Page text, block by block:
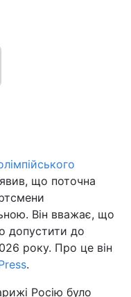
що поточна
Він вважає, що
допустити до
року. Про це він
.
Росію було